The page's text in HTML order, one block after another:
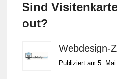
Sind
out?
Webdesign-
Publiziert am 5. Mai